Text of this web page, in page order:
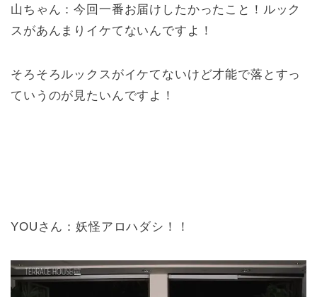
山ちゃん：今回一番お届けしたかったこと！ルック
スがあんまりイケてないんですよ！
そろそろルックスがイケてないけど才能で落とすっ
ていうのが見たいんですよ！
YOUさん：妖怪アロハダシ！！